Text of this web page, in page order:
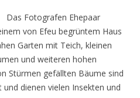
Das Fotografen Ehepaar
von Efeu begrüntem Haus
Garten mit Teich, kleinen
und weiteren hohen
Stürmen gefällten Bäume sind
dienen vielen Insekten und